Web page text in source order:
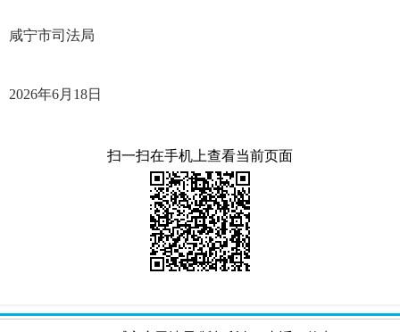
咸宁市司法局
2026年6月18日
扫一扫在手机上查看当前页面